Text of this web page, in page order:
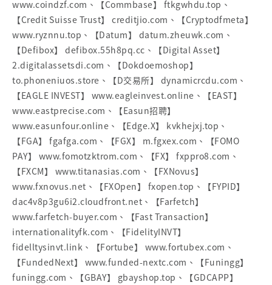
www.coindzf.com、【Commbase】 ftkgwhdu.top、
【Credit Suisse Trust】 creditjio.com、【Cryptodfmeta】
www.ryznnu.top、【Datum】 datum.zheuwk.com、
【Defibox】 defibox.55h8pq.cc、【Digital Asset】
2.digitalassetsdi.com、【Dokdoemoshop】
to.phoneniuos.store、【D交易所】 dynamicrcdu.com、
【EAGLE INVEST】 www.eagleinvest.online、【EAST】
www.eastprecise.com、【Easun招聘】
www.easunfour.online、【Edge.X】 kvkhejxj.top、
【FGA】 fgafga.com、【FGX】 m.fgxex.com、【FOMO
PAY】 www.fomotzktrom.com、【FX】 fxppro8.com、
【FXCM】 www.titanasias.com、【FXNovus】
www.fxnovus.net、【FXOpen】 fxopen.top、【FYPID】
dac4v8p3gu6i2.cloudfront.net、【Farfetch】
www.farfetch-buyer.com、【Fast Transaction】
internationalityfk.com、【FidelityINVT】
fidelltysinvt.link、【Fortube】 www.fortubex.com、
【FundedNext】 www.funded-nextc.com、【Funingg】
funingg.com、【GBAY】 gbayshop.top、【GDCAPP】